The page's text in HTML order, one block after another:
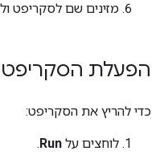
מזינים שם לסקריפט
הפעלת הסקריפט
כדי להריץ את הסקריפט:
לוחצים על Run
.